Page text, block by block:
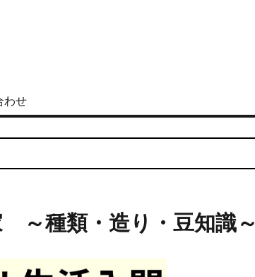
わせ
～種類・造り・豆知識～